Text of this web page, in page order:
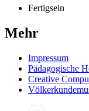
Fertigsein
Mehr
Impressum
Pädagogische
Creative